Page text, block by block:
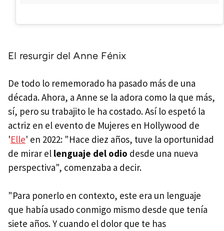
El resurgir del Anne Fénix
De todo lo rememorado ha pasado más de una
década. Ahora, a Anne se la adora como la que más,
sí, pero su trabajito le ha costado. Así lo espetó la
actriz en el evento de Mujeres en Hollywood de
'Elle' en 2022: "Hace diez años, tuve la oportunidad
de mirar el lenguaje del odio desde una nueva
perspectiva", comenzaba a decir.
"Para ponerlo en contexto, este era un lenguaje
que había usado conmigo mismo desde que tenía
siete años. Y cuando el dolor que te has